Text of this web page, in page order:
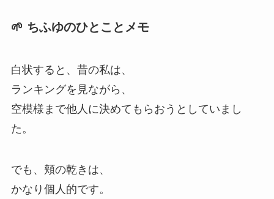
🌱 ちふゆのひとことメモ
白状すると、昔の私は、
ランキングを見ながら、
空模様まで他人に決めてもらおうとしていまし
た。
でも、頬の乾きは、
かなり個人的です。